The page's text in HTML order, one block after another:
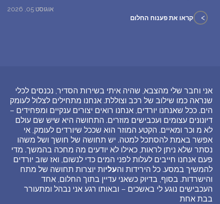
אוגוסט 05, 2026
> קראו את פענוח החלום
אני וחבר שלי מהצבא, שהיה איתי בשירות הסדיר, נכנסים לכלי
שנראה כמו שילוב של רכב וצוללת. אנחנו מתחילים לצלול לעומק
הים. ככל שאנחנו יורדים, אנחנו רואים יצורים ענקיים ומפחידים –
דיונונים עצומים ועכבישים מוזרים. התחושה היא שיש שם עולם
לא מ וכר ומאיים. הקטע המוזר הוא שככל שיורדים לעומק, אי
אפשר באמת להסתכל למטה. יש תחושה של חושך ושל משהו
נסתר שלא ניתן לראות, כאילו לא יודעים מה מחכה בהמשך. מדי
פעם אנחנו חייבים לעלות לפני המים כדי לנשום, ואז שוב יורדים
להמשיך במסע. כל הירידות והעליות יוצרות תחושה של מתח
והישרדות. בסוף, בדיוק כשאני עדיין בתוך החלום, אחד
העכבישים נוגע לי באשכים – ובאותו רגע אני נבהל ומתעורר
בבת אחת